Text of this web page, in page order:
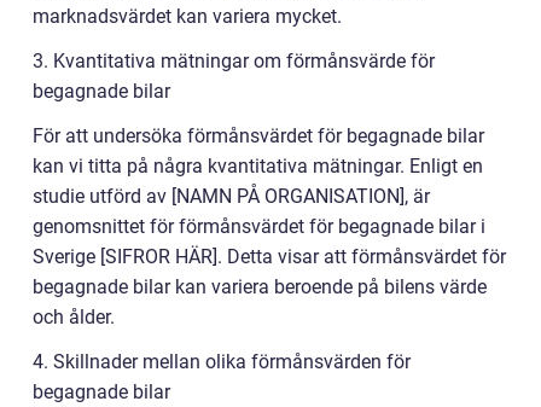
marknadsvärdet kan variera mycket.
3. Kvantitativa mätningar om förmånsvärde för
begagnade bilar
För att undersöka förmånsvärdet för begagnade bilar
kan vi titta på några kvantitativa mätningar. Enligt en
studie utförd av [NAMN PÅ ORGANISATION], är
genomsnittet för förmånsvärdet för begagnade bilar i
Sverige [SIFROR HÄR]. Detta visar att förmånsvärdet för
begagnade bilar kan variera beroende på bilens värde
och ålder.
4. Skillnader mellan olika förmånsvärden för
begagnade bilar